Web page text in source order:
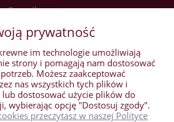
ZAKUPÓW
prywatność
im technologie umożliwiają
strony i pomagają nam dostosować
Możesz zaakceptować
nas wszystkich tych plików i
lub dostosować użycie plików do
wybierając opcję "Dostosuj zgody".
przeczytasz w naszej Polityce